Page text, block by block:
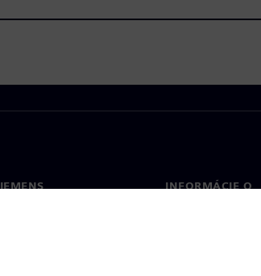
INFORMÁCIE O